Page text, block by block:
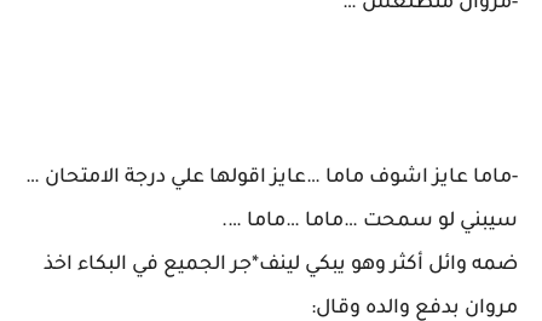
-ماما عايز اشوف ماما …عايز اقولها علي درجة الامتحان …
سيبني لو سمحت …ماما …ماما ….
ضمه وائل أكثر وهو يبكي لينف*جر الجميع في البكاء اخذ
مروان بدفع والده وقال: